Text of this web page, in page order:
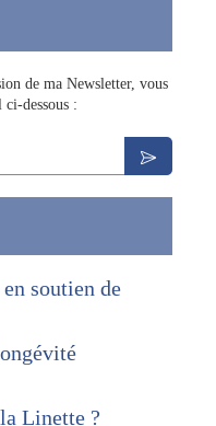
de ma Newsletter, vous
ci-dessous :
soutien de
Linette ?